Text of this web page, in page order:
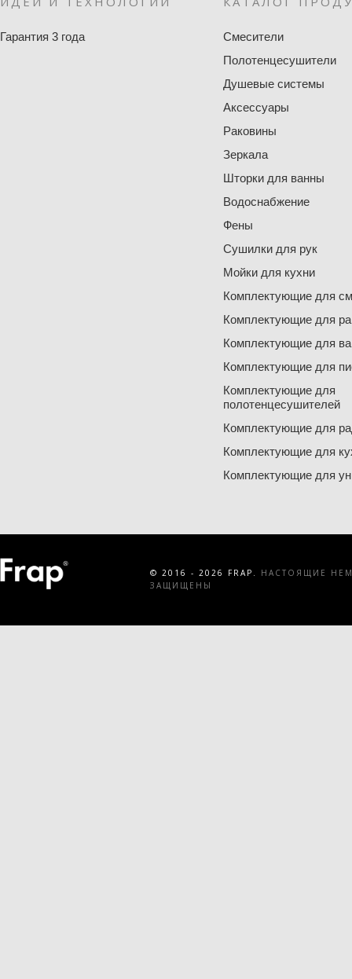
Гарантия 3 года
Смесители
Полотенцесушители
Душевые системы
Аксессуары
Раковины
Зеркала
Шторки для ванны
Водоснабжение
Фены
Сушилки для рук
Мойки для кухни
Комплектующие для
Комплектующие для
Комплектующие для
Комплектующие для
Комплектующие для
полотенцесушителей
Комплектующие для
Комплектующие для
Комплектующие для
© 2016 - 2026 FRAP.
НАСТОЯЩИЕ
ЗАЩИЩЕНЫ